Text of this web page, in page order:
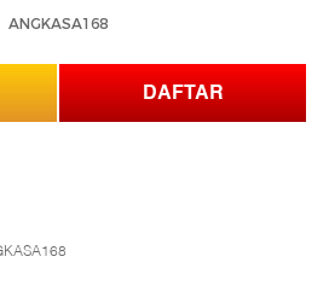
ANGKASA168
DAFTAR